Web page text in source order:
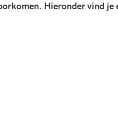
Hieronder vind je